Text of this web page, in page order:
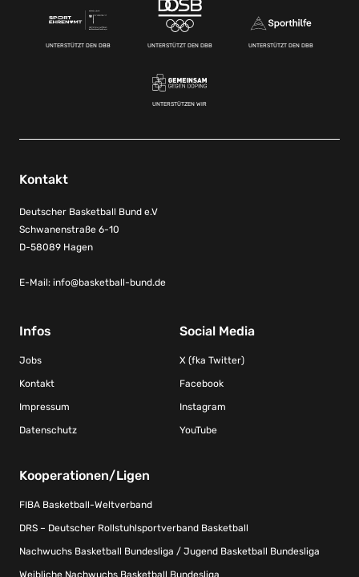
UNTERSTÜTZT DEN DBB UNTERSTÜTZT DEN DBB UNTERSTÜTZT DEN DBB
UNTERSTÜTZEN WIR
Kontakt
Deutscher Basketball Bund e.V
Schwanenstraße 6-10
D-58089 Hagen
E-Mail: info@basketball-bund.de
Infos
Jobs
Kontakt
Impressum
Datenschutz
Social Media
X (fka Twitter)
Facebook
Instagram
YouTube
Kooperationen/Ligen
FIBA Basketball-Weltverband
DRS – Deutscher Rollstuhlsportverband Basketball
Nachwuchs Basketball Bundesliga / Jugend Basketball Bundesliga
Weibliche Nachwuchs Basketball Bundesliga